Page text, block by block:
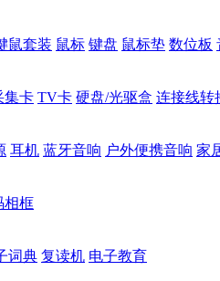
鼠套装 鼠标 键盘 鼠标垫 数位板
集卡 TV卡 硬盘/光驱盒 连接线转
耳机 蓝牙音响 户外便携音响 家
相框
词典 复读机 电子教育